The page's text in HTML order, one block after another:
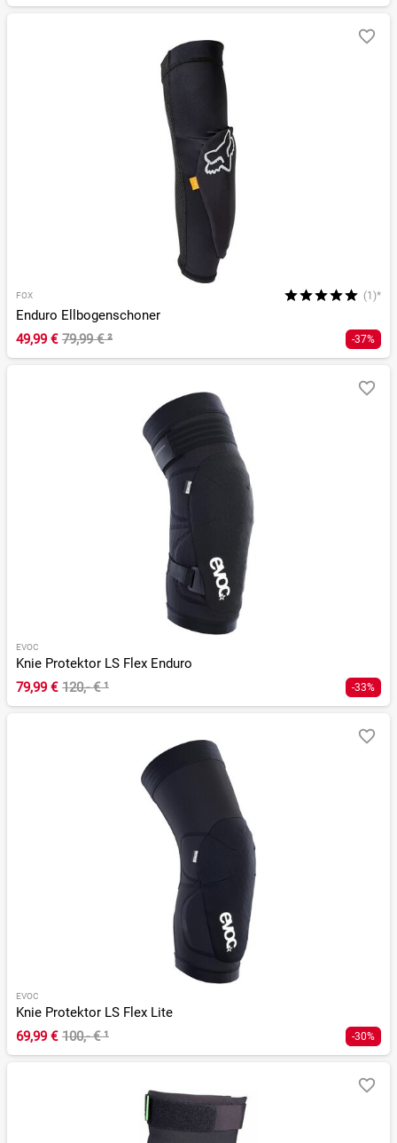
FOX (1)*
Enduro Ellbogenschoner
49,99 € 79,99 €² -37%
EVOC
Knie Protektor LS Flex Enduro
79,99 € 120,- €¹ -33%
EVOC
Knie Protektor LS Flex Lite
69,99 € 100,- €¹ -30%